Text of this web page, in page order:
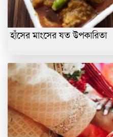
হাঁসের মাংসের যত উপকারিতা